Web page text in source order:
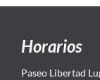
Horarios
Paseo Libertad